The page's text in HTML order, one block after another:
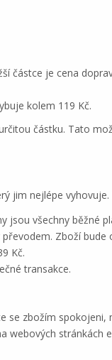
částce je cena
kolem 119 Kč.
částku. Tato
jim nejlépe
jsou všechny běžné
Zboží bude
Kč.
transakce.
se zbožím
webových stránkách